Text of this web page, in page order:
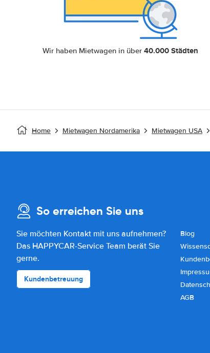
Wir haben Mietwagen in über40.000 Städten
Home Mietwagen Nordamerika Mietwagen USA
So erreichen Sie uns
Sie möchten Kontakt mit uns aufnehmen?
Das HAPPYCAR-Service Team berät Sie
gerne.
Kundenbetreuung
Blog
AGB